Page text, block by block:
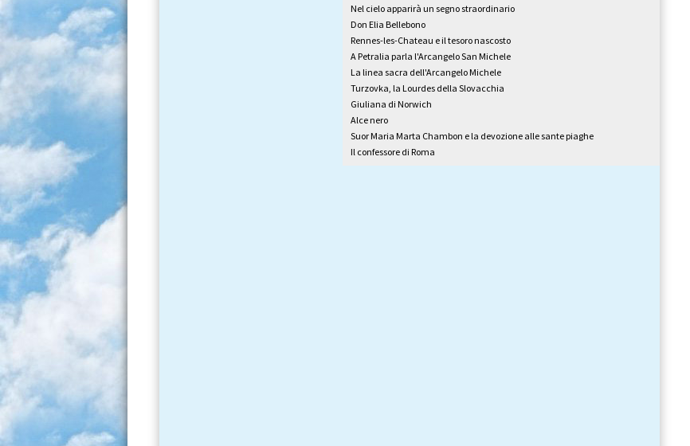
Nel cielo apparirà un segno straordinario
Don Elia Bellebono
Rennes-les-Chateau e il tesoro nascosto
A Petralia parla l'Arcangelo San Michele
La linea sacra dell'Arcangelo Michele
Turzovka, la Lourdes della Slovacchia
Giuliana di Norwich
Alce nero
Suor Maria Marta Chambon e la devozione alle sante piaghe
Il confessore di Roma